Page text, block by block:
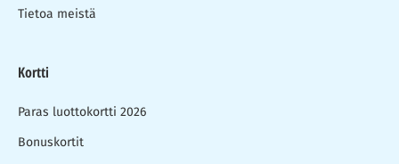
Tietoa meistä
Kortti
Paras luottokortti 2026
Bonuskortit